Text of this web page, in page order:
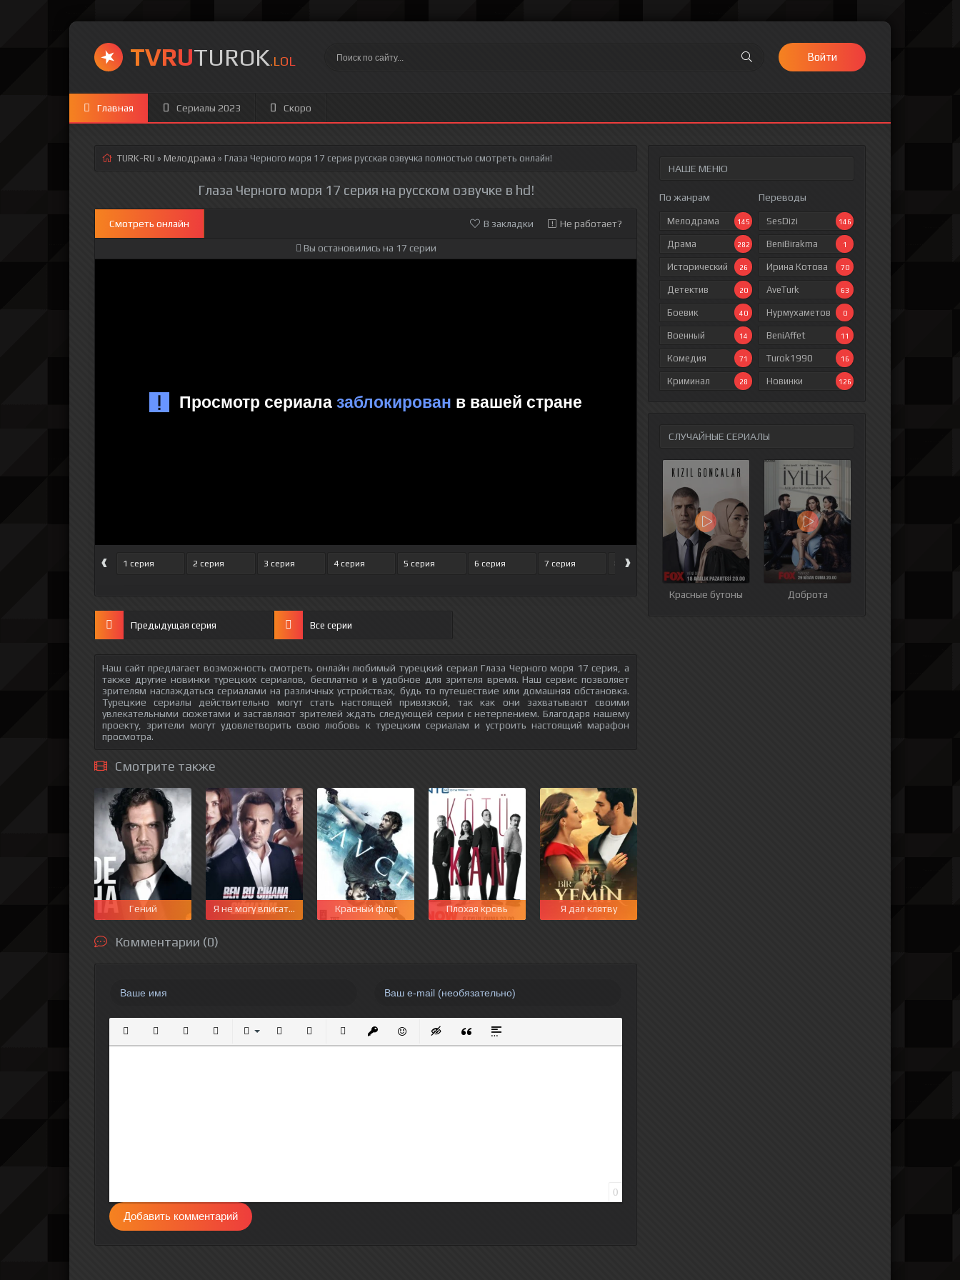
TVRUTUROK.LOL Войти
Главная Сериалы 2023 Скоро
НАШЕ МЕНЮ
По жанрам
Мелодрама 145
Драма 282
Исторический 26
Детектив 20
Боевик 40
Военный 14
Комедия 71
Криминал 28
Переводы
SesDizi 146
BeniBirakma 1
Ирина Котова 70
AveTurk 63
Нурмухаметов 0
BeniAffet 11
Turok1990 16
Новинки 126
СЛУЧАЙНЫЕ СЕРИАЛЫ
Красные бутоны Доброта
TURK-RU » Мелодрама » Глаза Черного моря 17 серия русская озвучка полностью смотреть онлайн!
Глаза Черного моря 17 серия на русском озвучке в hd!
Смотреть онлайн В закладки Не работает?
Вы остановились на 17 серии
‹ 1 серия 2 серия 3 серия 4 серия 5 серия 6 серия 7 серия 8 серия 9 серия 10 серия 11 серия
›
Предыдущая серия Все серии
Наш сайт предлагает возможность смотреть онлайн любимый турецкий сериал Глаза Черного моря 17 серия, а
также другие новинки турецких сериалов, бесплатно и в удобное для зрителя время. Наш сервис позволяет
зрителям наслаждаться сериалами на различных устройствах, будь то путешествие или домашняя обстановка.
Турецкие сериалы действительно могут стать настоящей привязкой, так как они захватывают своими
увлекательными сюжетами и заставляют зрителей ждать следующей серии с нетерпением. Благодаря нашему
проекту, зрители могут удовлетворить свою любовь к турецким сериалам и устроить настоящий марафон
просмотра.
Смотрите также
Гений Я не могу вписаться в этот мирКрасный флаг Плохая кровь Я дал клятву
Комментарии (0)
Полужирный
КурсивПодчеркнутый
ЗачеркнутыйВыравнивание
Нумерованный список
Маркированный список
Вставить ссылку
Вставить защищенную ссылку
Вставить смайлик
Вставка скрытого текста
Вставка цитаты
Вставка спойлера
0
Добавить комментарий